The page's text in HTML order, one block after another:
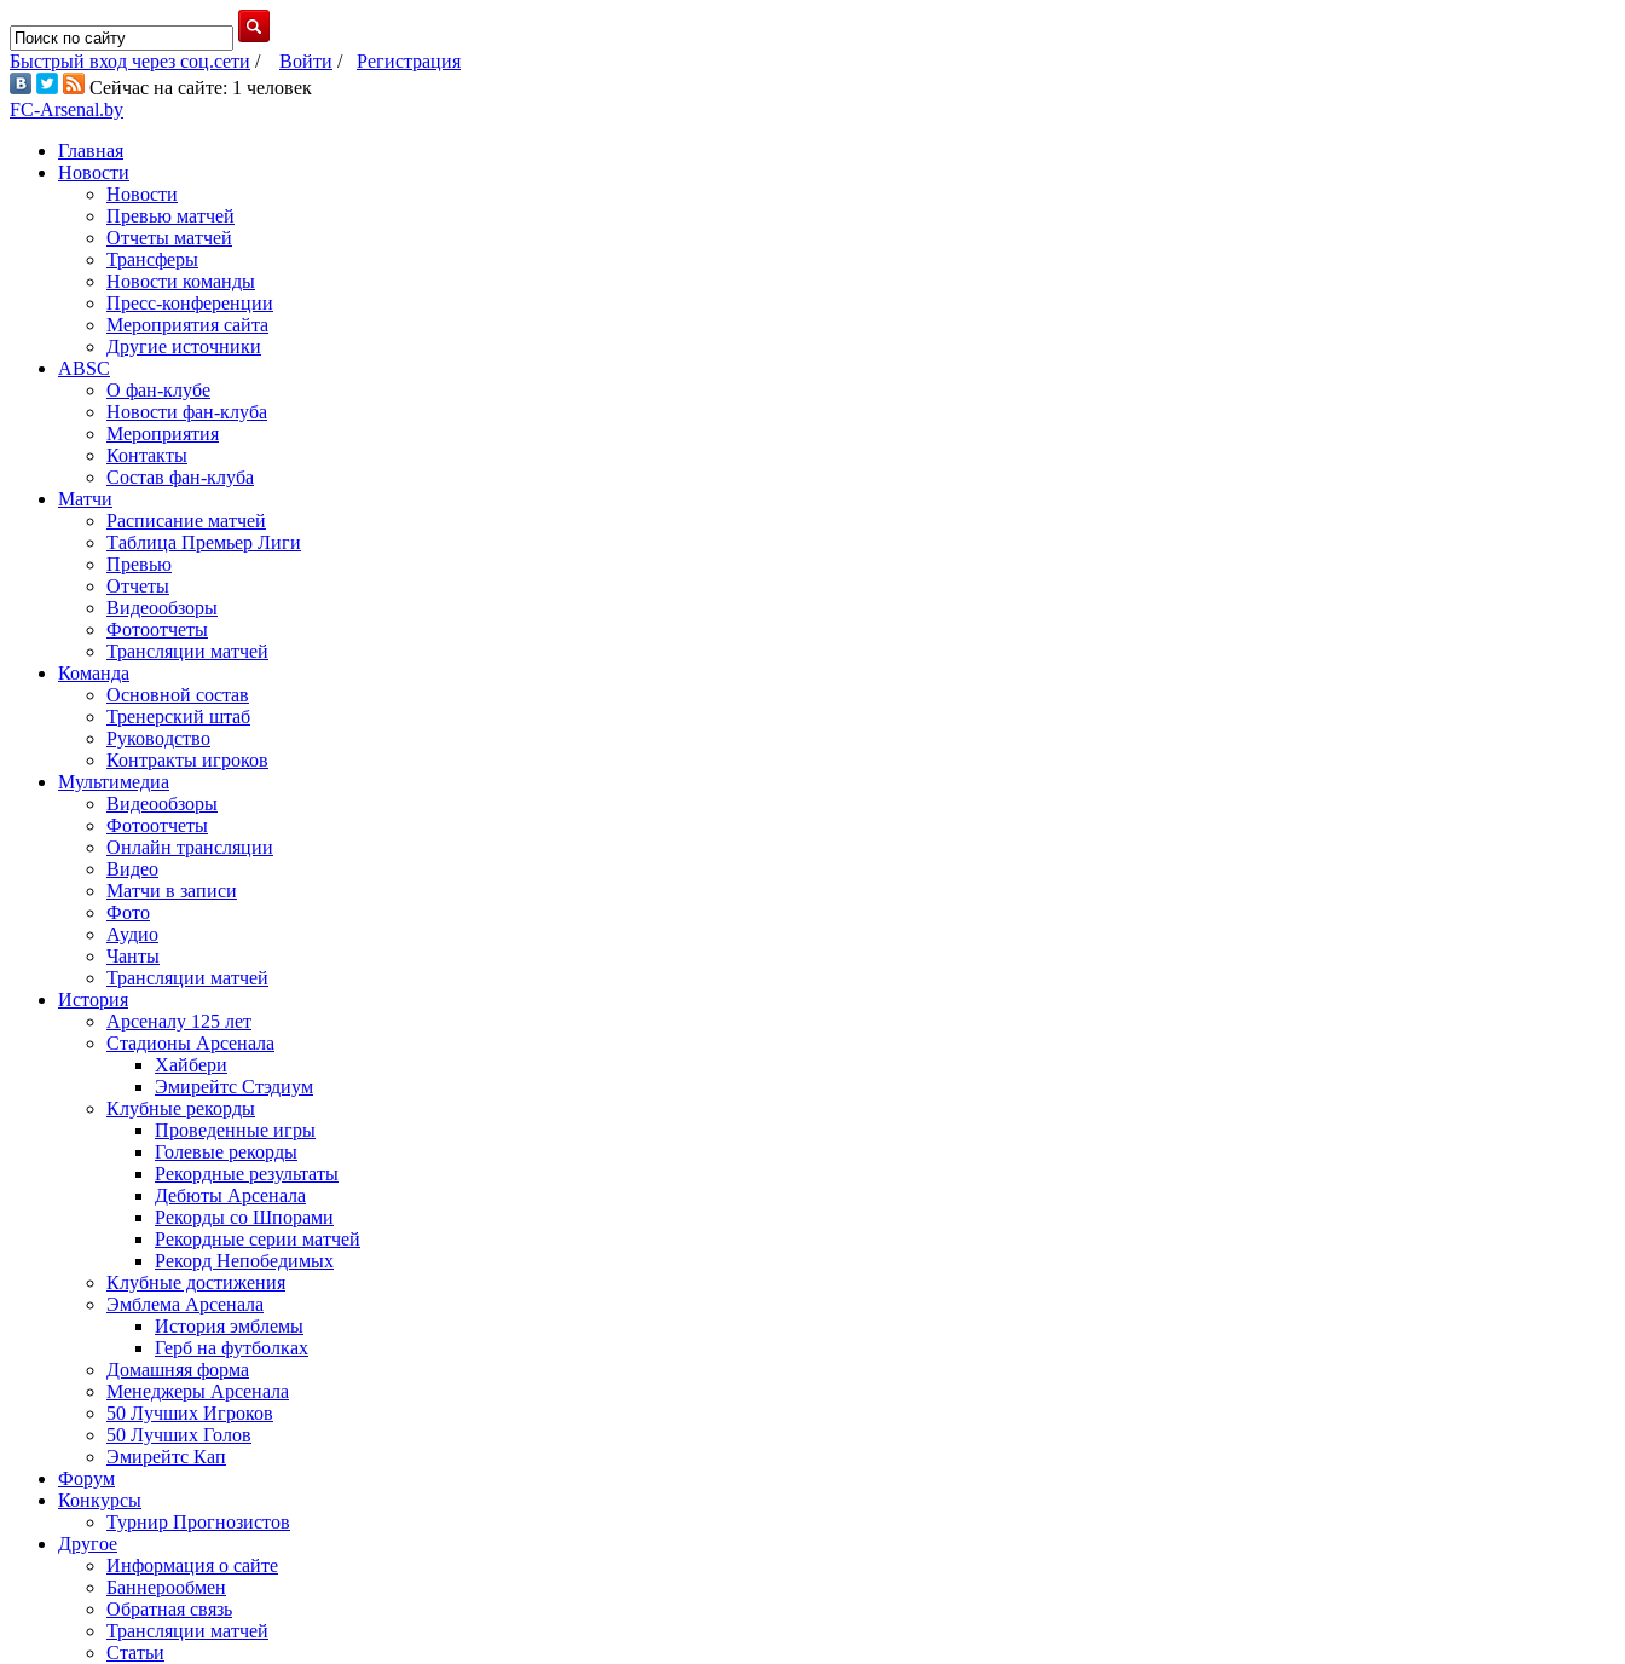
Быстрый вход через соц.сети / Войти / Регистрация
Сейчас на сайте: 1 человек
FC-Arsenal.by
Главная
Новости
Новости
Превью матчей
Отчеты матчей
Трансферы
Новости команды
Пресс-конференции
Мероприятия сайта
Другие источники
ABSC
О фан-клубе
Новости фан-клуба
Мероприятия
Контакты
Состав фан-клуба
Матчи
Расписание матчей
Таблица Премьер Лиги
Превью
Отчеты
Видеообзоры
Фотоотчеты
Трансляции матчей
Команда
Основной состав
Тренерский штаб
Руководство
Контракты игроков
Мультимедиа
Видеообзоры
Фотоотчеты
Онлайн трансляции
Видео
Матчи в записи
Фото
Аудио
Чанты
Трансляции матчей
История
Арсеналу 125 лет
Стадионы Арсенала
Хайбери
Эмирейтс Стэдиум
Клубные рекорды
Проведенные игры
Голевые рекорды
Рекордные результаты
Дебюты Арсенала
Рекорды со Шпорами
Рекордные серии матчей
Рекорд Непобедимых
Клубные достижения
Эмблема Арсенала
История эмблемы
Герб на футболках
Домашняя форма
Менеджеры Арсенала
50 Лучших Игроков
50 Лучших Голов
Эмирейтс Кап
Форум
Конкурсы
Турнир Прогнозистов
Другое
Информация о сайте
Баннерообмен
Обратная связь
Трансляции матчей
Статьи